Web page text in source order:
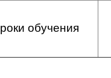
обучения